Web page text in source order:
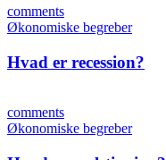
comments
Økonomiske begreber
Hvad er recession?
comments
Økonomiske begreber